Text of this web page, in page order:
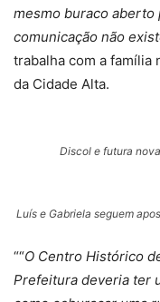
mesmo buraco
comunicação não
trabalha com a família
da Cidade Alta.
Discol e futura
Luís e Gabriela seguem
““O Centro Histórico
Prefeitura deveria ter